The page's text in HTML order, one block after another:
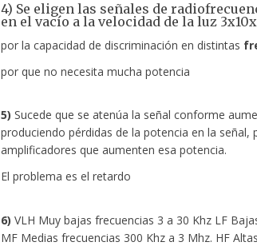
4) Se eligen las señales de
en el vacío a la velocidad de la luz
por la capacidad de discriminación en distintas
por que no necesita mucha potencia
5) Sucede que se atenúa la señal conforme
produciendo pérdidas de la potencia en la señal,
amplificadores que aumenten esa potencia.
El problema es el retardo
6) VLH Muy bajas frecuencias 3 a 30 Khz LF
MF Medias frecuencias 300 Khz a 3 Mhz. HF